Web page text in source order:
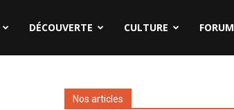
DÉCOUVERTE CULTURE FORUM
Nos articles